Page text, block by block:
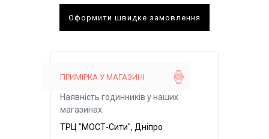
Оформити швидке замовлення
ПРИМІРКА У МАГАЗИНІ
Наявність годинників у наших
магазинах:
ТРЦ "МОСТ-Сити", Дніпро